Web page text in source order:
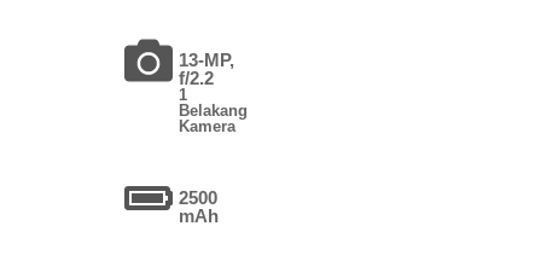
13-MP,
f/2.2
1
Belakang
Kamera
2500
mAh